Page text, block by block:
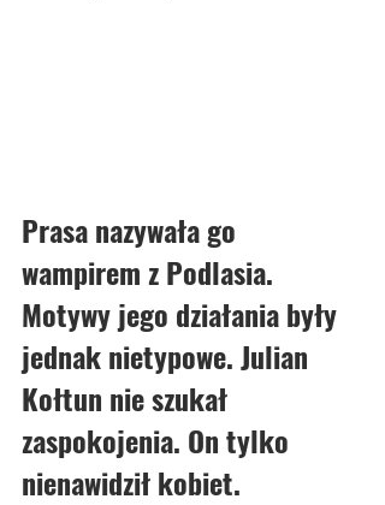
Prasa nazywała go
wampirem z Podlasia.
Motywy jego działania były
jednak nietypowe. Julian
Kołtun nie szukał
zaspokojenia. On tylko
nienawidził kobiet.